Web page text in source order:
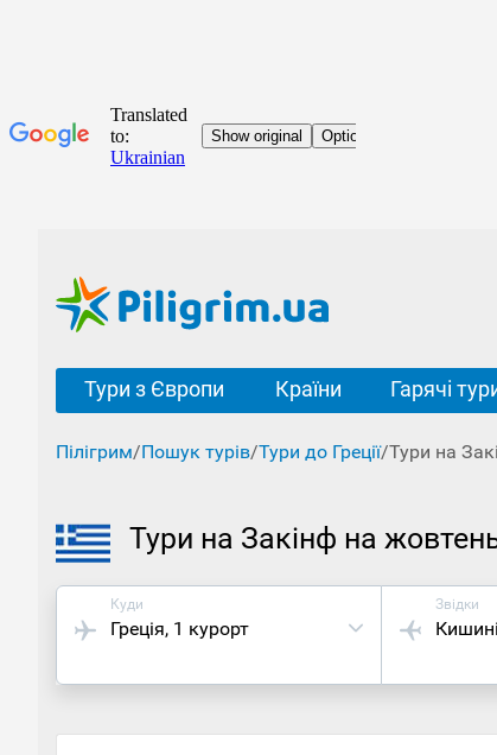
Тури з Європи Країни Гарячі
Пілігрим/Пошук турів/Тури до Греції/Тури на
Тури на Закінф на
Куди
Греція, 1 курорт
Звідки